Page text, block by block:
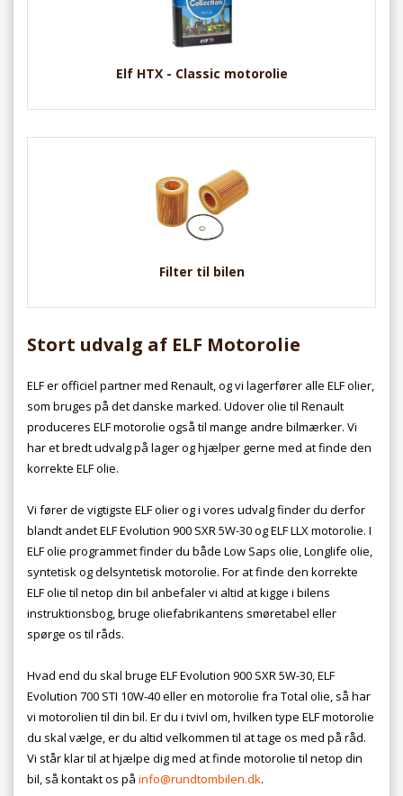
Elf HTX - Classic motorolie
Filter til bilen
Stort udvalg af ELF Motorolie
ELF er officiel partner med Renault, og vi lagerfører alle ELF olier,
som bruges på det danske marked. Udover olie til Renault
produceres ELF motorolie også til mange andre bilmærker. Vi
har et bredt udvalg på lager og hjælper gerne med at finde den
korrekte ELF olie.
Vi fører de vigtigste ELF olier og i vores udvalg finder du derfor
blandt andet ELF Evolution 900 SXR 5W-30 og ELF LLX motorolie. I
ELF olie programmet finder du både Low Saps olie, Longlife olie,
syntetisk og delsyntetisk motorolie. For at finde den korrekte
ELF olie til netop din bil anbefaler vi altid at kigge i bilens
instruktionsbog, bruge oliefabrikantens smøretabel eller
spørge os til råds.
Hvad end du skal bruge ELF Evolution 900 SXR 5W-30, ELF
Evolution 700 STI 10W-40 eller en motorolie fra Total olie, så har
vi motorolien til din bil. Er du i tvivl om, hvilken type ELF motorolie
du skal vælge, er du altid velkommen til at tage os med på råd.
Vi står klar til at hjælpe dig med at finde motorolie til netop din
bil, så kontakt os på info@rundtombilen.dk.